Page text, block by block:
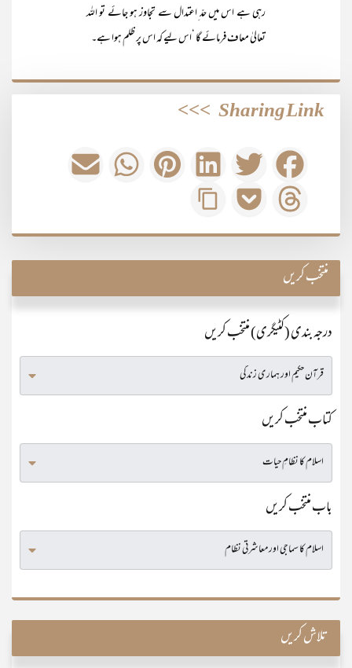
رہی ہے اس میں حدّ ِاعتدال سے تجاوز ہو جائے تو اللہ
تعالیٰ معاف فرمائے گا ‘اس لیے کہ اس پر ظلم ہوا ہے۔
Sharing Link
>>>
منتخب کریں
درجہ بندی (کٹیگری) منتخب کریں
کتاب منتخب کریں
باب منتخب کریں
تلاش کریں